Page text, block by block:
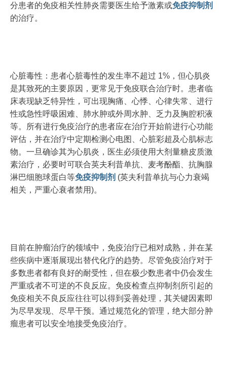
分患者的免疫相关性肺炎需要医生给予激素或免疫抑制剂
的治疗。
心脏毒性：患者心脏毒性的发生率不超过 1%，但心肌炎
是其致死的主要原因，更常见于免疫联合治疗时。患者临
床表现缺乏特异性，可出现胸痛、心悸、心律失常、进行
性或急性呼吸困难、肺水肿或外周水肿、乏力及胸腔积液
等。所有进行免疫治疗的患者应在治疗开始前进行心功能
评估，并在治疗中定期检测心电图、心脏彩超及心肌标志
物。一旦确诊其为心肌炎，医生必须使用大剂量糖皮质激
素治疗，必要时可联合英夫利昔单抗、麦考酚酯、抗胸腺
淋巴细胞球蛋白等免疫抑制剂 (英夫利昔单抗与心力衰竭
相关，严重心衰者禁用)。
目前在肿瘤治疗的领域中，免疫治疗已相对成熟，并在某
些疾病中逐渐展现出替代化疗的趋势。尽管免疫治疗对于
多数患者都有良好的耐受性，但在极少数患者中仍会发生
严重或者不可逆的不良反应。免疫检查点抑制剂所引起的
免疫相关不良反应往往可以得到妥善处理，其关键因素即
为尽早发现、尽早干预。通过规范化的管理，绝大部分肿
瘤患者可以安全地接受免疫治疗。